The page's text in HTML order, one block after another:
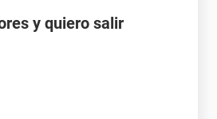
y quiero salir